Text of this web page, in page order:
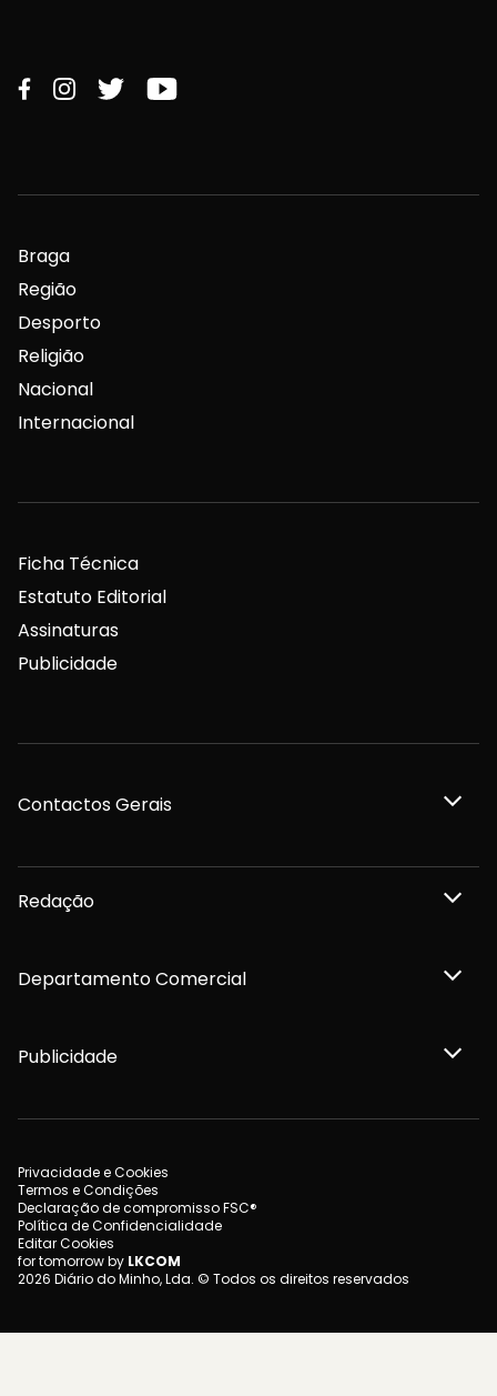
Braga
Região
Desporto
Religião
Nacional
Internacional
Ficha Técnica
Estatuto Editorial
Assinaturas
Publicidade
Contactos Gerais
Redação
Departamento Comercial
Publicidade
Privacidade e Cookies
Termos e Condições
Declaração de compromisso FSC®
Política de Confidencialidade
Editar Cookies
for tomorrow by LKCOM
2026 Diário do Minho, Lda. © Todos os direitos reservados